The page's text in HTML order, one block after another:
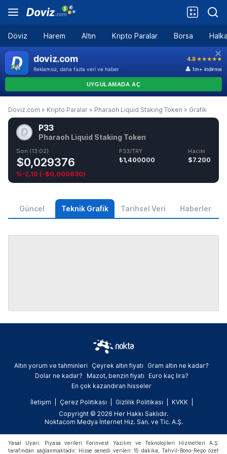
Döviz Harem Altın Kripto Paralar Borsa
Doviz.com » Kripto Paralar » Pharaoh Liquid Staking Token » Grafik
P33
Pharaoh Liquid Staking Token
Son (13:02)
$0,029376
%-2,10 (-$0,000630)
P33/TRY
₺1,400000
Hacim
$7.200
Güncel Teknik Grafik Tarihsel Veri Haberler
Altın yorum ve tahminleri Çeyrek altın fiyatı
Gram altın ne kadar?
Dolar ne kadar?
Mazot, benzin fiyatı
Euro kaç lira?
En çok kazandıran hisseler
İletişim Çerez Politikası Gizlilik Politikası
KVKK
Copyright © 2026 Her Hakkı Saklıdır.
Noktacom Medya İnternet Hiz. San. ve Tic. A.Ş.
Yasal Uyarı: Piyasa verileri Forinvest Yazılım ve Teknolojileri Hizmetleri A.Ş.
tarafından sağlanmaktadır. Hisse senedi verileri 15 dakika, Tahvil-Bono-Repo özet